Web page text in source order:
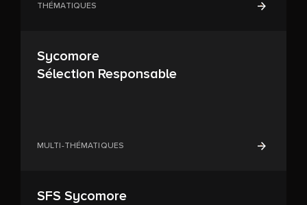
THÉMATIQUES
Sycomore
Sélection Responsable
MULTI-THÉMATIQUES
SFS Sycomore